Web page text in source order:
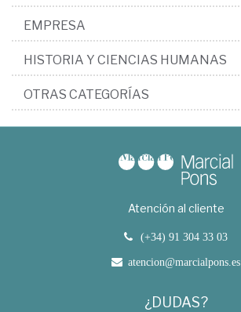
EMPRESA
HISTORIA Y CIENCIAS HUMANAS
OTRAS CATEGORÍAS
Atención al cliente
(+34) 91 304 33 03
atencion@marcialpons.es
¿DUDAS?